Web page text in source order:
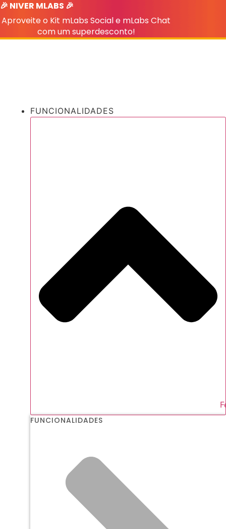
Ir
para
conteúdo
🎉 NIVER MLABS 🎉
Aproveite o Kit mLabs Social e mLabs Chat
com um superdesconto!
FUNCIONALIDADES
FUNCIONALIDADES